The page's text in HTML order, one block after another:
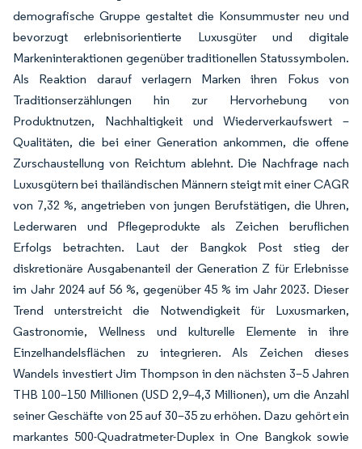
demografische Gruppe gestaltet die Konsummuster neu und
bevorzugt erlebnisorientierte Luxusgüter und digitale
Markeninteraktionen gegenüber traditionellen Statussymbolen.
Als Reaktion darauf verlagern Marken ihren Fokus von
Traditionserzählungen hin zur Hervorhebung von
Produktnutzen, Nachhaltigkeit und Wiederverkaufswert –
Qualitäten, die bei einer Generation ankommen, die offene
Zurschaustellung von Reichtum ablehnt. Die Nachfrage nach
Luxusgütern bei thailändischen Männern steigt mit einer CAGR
von 7,32 %, angetrieben von jungen Berufstätigen, die Uhren,
Lederwaren und Pflegeprodukte als Zeichen beruflichen
Erfolgs betrachten. Laut der Bangkok Post stieg der
diskretionäre Ausgabenanteil der Generation Z für Erlebnisse
im Jahr 2024 auf 56 %, gegenüber 45 % im Jahr 2023. Dieser
Trend unterstreicht die Notwendigkeit für Luxusmarken,
Gastronomie, Wellness und kulturelle Elemente in ihre
Einzelhandelsflächen zu integrieren. Als Zeichen dieses
Wandels investiert Jim Thompson in den nächsten 3–5 Jahren
THB 100–150 Millionen (USD 2,9–4,3 Millionen), um die Anzahl
seiner Geschäfte von 25 auf 30–35 zu erhöhen. Dazu gehört ein
markantes 500-Quadratmeter-Duplex in One Bangkok sowie